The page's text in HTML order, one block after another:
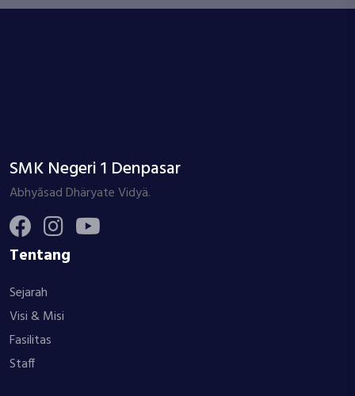
SMK Negeri 1 Denpasar
Abhyāsad Dhäryate Vidyä.
Tentang
Sejarah
Visi & Misi
Fasilitas
Staff